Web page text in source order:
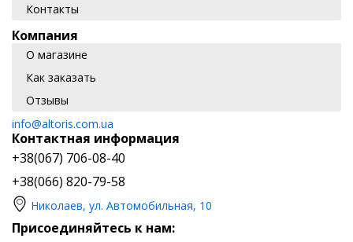
Контакты
Компания
О магазине
Как заказать
Отзывы
info@altoris.com.ua
Контактная информация
+38(067) 706-08-40
+38(066) 820-79-58
Николаев, ул. Автомобильная, 10
Присоединяйтесь к нам: